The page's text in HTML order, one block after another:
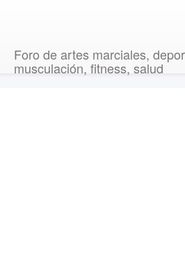
Foro de artes marciales,
musculación, fitness, salud